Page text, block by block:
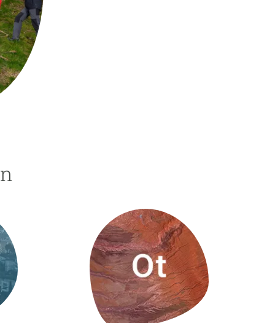
académicas
PF
ERC
de másteres y doctorado
sabático
formación